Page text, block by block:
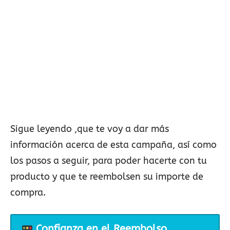
Sigue leyendo ,que te voy a dar más
información acerca de esta campaña, así como
los pasos a seguir, para poder hacerte con tu
producto y que te reembolsen su importe de
compra.